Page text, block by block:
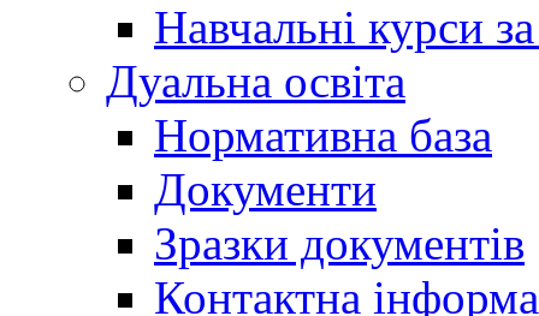
Навчальні курси
Дуальна освіта
Нормативна база
Документи
Зразки документів
Контактна